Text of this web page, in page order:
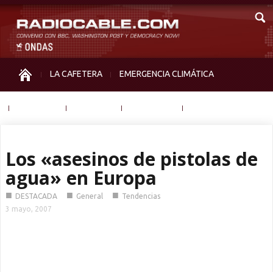
LA CAFETERA EMERGENCIA CLIMÁTICA
Los «asesinos de pistolas de
agua» en Europa
■ DESTACADA ■ General ■ Tendencias
3 mayo, 2007